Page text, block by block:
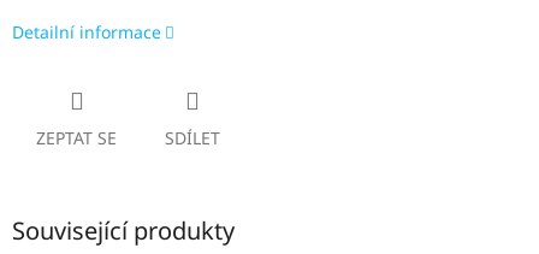
Detailní informace
ZEPTAT SE SDÍLET
Související produkty